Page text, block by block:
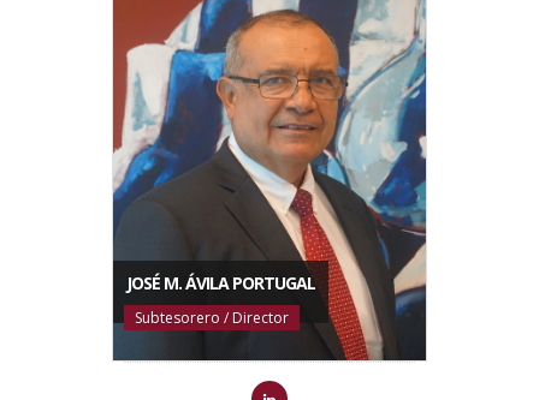
JOSÉ M. ÁVILA PORTUGAL
Subtesorero / Director